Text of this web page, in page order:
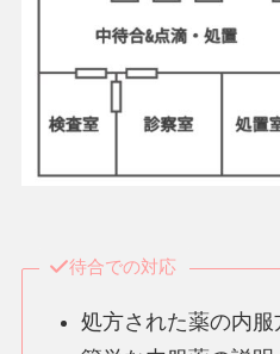
待合での対応
処方された薬の内服